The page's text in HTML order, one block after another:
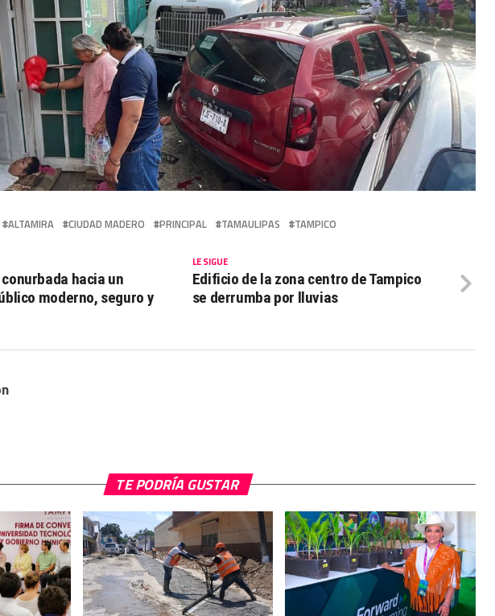
ALTAMIRA CIUDAD MADERO PRINCIPAL TAMAULIPAS TAMPICO
LE SIGUE
Edificio de la zona centro de Tampico
se derrumba por lluvias
hacia un
moderno, seguro y
TE PODRÍA GUSTAR